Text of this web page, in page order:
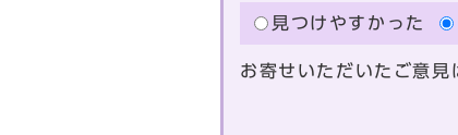
見つけやすかった
お寄せいただいたご意見